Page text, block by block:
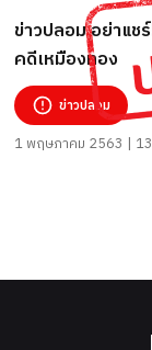
ข่าวปลอม อย่าแชร์! ข่าวด่วน! ไทยแพ้คดีคิง
คดีเหมืองทอง
ข่าวปลอม
1 พฤษภาคม 2563 |